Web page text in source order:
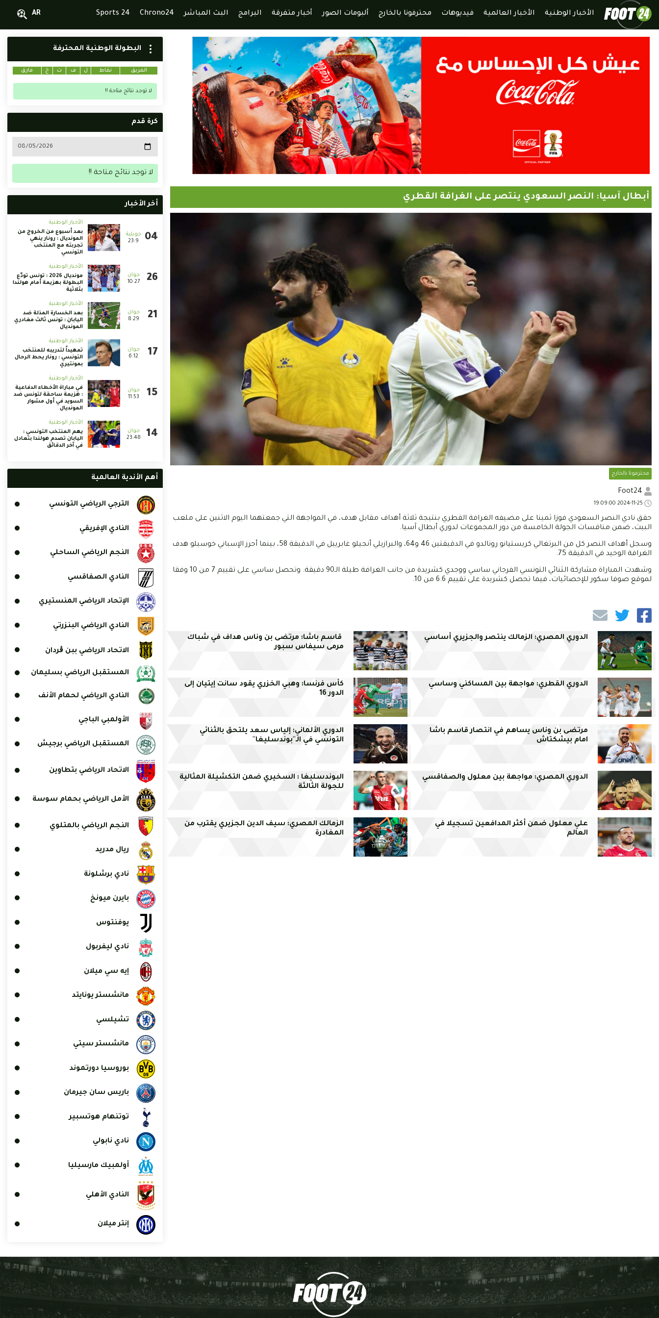
الأخبار الوطنية الأخبار العالمية فيديوهات محترفونا بالخارج ألبومات الصور أخبار متفرقة البرامج البث المباشر Chrono24
Sports 24
AR
أبطال آسيا: النصر السعودي ينتصر على الغرافة القطري
محترفونا بالخارج
حقق نادي النصر السعودي فوزا ثمينا على مضيفه الغرافة القطري بنتيجة ثلاثة أهداف مقابل هدف، في المواجهة التي جمعتهما اليوم الاثنين على ملعب
البيت، ضمن منافسات الجولة الخامسة من دور المجموعات لدوري أبطال آسيا.
وسجل أهداف النصر كل من البرتغالي كريستيانو رونالدو في الدقيقتين 46 و64، والبرازيلي أنجيلو غابرييل في الدقيقة 58، بينما أحرز الإسباني خوسيلو هدف
الغرافة الوحيد في الدقيقة 75.
وشهدت المباراة مشاركة الثنائي التونسي الفرجاني ساسي ووجدي كشريدة من جانب الغرافة طيلة الـ90 دقيقة. وتحصل ساسي على تقييم 7 من 10 وفقا
لموقع صوفا سكور للإحصائيات، فيما تحصل كشريدة على تقييم 6.6 من 10.
الدوري المصري: الزمالك ينتصر والجزيري أساسي
قاسم باشا: مرتضى بن وناس هداف في شباك
مرمى سيفاس سبور
الدوري القطري: مواجهة بين المساكني وساسي
كأس فرنسا: وهبي الخزري يقود سانت إيتيان إلى
الدور 16
مرتضى بن وناس يساهم في انتصار قاسم باشا
امام بيشكتاش
الدوري الألماني: إلياس سعد يلتحق بالثنائي
التونسي في الـ''بوندسليغا''
الدوري المصري: مواجهة بين معلول والصفاقسي
البوندسليغا : السخيري ضمن التكشيلة المثالية
للجولة الثالثة
علي معلول ضمن أكثر المدافعين تسجيلا في
العالم
الزمالك المصري: سيف الدين الجزيري يقترب من
المغادرة
البطولة الوطنية المحترفة
الفريق نقاط ل ف ت خ فارق
لا توجد نتائج متاحة !!
كرة قدم
لا توجد نتائج متاحة !!
أخر الأخبار
23:9
الأخبار الوطنية
بعد أسبوع من الخروج من
المونديال : رونار ينهي
تجربته مع المنتخب
التونسي
10:27
الأخبار الوطنية
مونديال 2026 : تونس تودّع
البطولة بهزيمة أمام هولندا
بثلاثية
8:29
الأخبار الوطنية
بعد الخسارة المذلة ضد
اليابان : تونس ثالث مغادري
المونديال
6:12
الأخبار الوطنية
تمهيداً لتدريبه للمنتخب
التونسي : رونار يحط الرحال
بمونتيري
11:53
الأخبار الوطنية
في مباراة الأخطاء الدفاعية
: هزيمة ساحقة لتونس ضد
السويد في أول مشوار
المونديال
23:48
الأخبار الوطنية
يهم المنتخب التونسي :
اليابان تصدم هولندا بتعادل
في آخر الدقائق
أهم الأندية العالمية
الترجي الرياضي التونسي
النادي الإفريقي
النجم الرياضي الساحلي
النادي الصفاقسي
الإتحاد الرياضي المنستيري
النادي الرياضي البنزرتي
الاتحاد الرياضي ببن ڨردان
المستقبل الرياضي بسليمان
النادي الرياضي لحمام الأنف
الأولمبي الباجي
المستقبل الرياضي برجيش
الاتحاد الرياضي بتطاوين
الأمل الرياضي بحمام سوسة
النجم الرياضي بالمتلوي
ريال مدريد
نادي برشلونة
بايرن ميونخ
يوفنتوس
نادي ليفربول
إيه سي ميلان
مانشستر يونايتد
تشيلسي
مانشستر سيتي
بوروسيا دورتموند
باريس سان جيرمان
توتنهام هوتسبير
نادي نابولي
أولمبيك مارسيليا
النادي الأهلي
إنتر ميلان